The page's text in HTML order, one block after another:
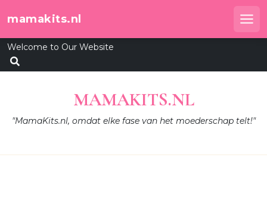
tomamakits.nl
Welcome to Our Website
MAMAKITS.NL
"MamaKits.nl, omdat elke fase van het moederschap telt!"